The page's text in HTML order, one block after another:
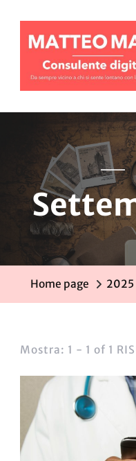
Home page 2025
Mostra: 1 - 1 of 1